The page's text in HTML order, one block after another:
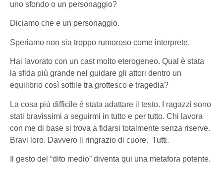
uno sfondo o un personaggio?
Diciamo che e un personaggio.
Speriamo non sia troppo rumoroso come interprete.
Hai lavorato con un cast molto eterogeneo. Qual è stata
la sfida più grande nel guidare gli attori dentro un
equilibrio così sottile tra grottesco e tragedia?
La cosa più difficile é stata adattare il testo. I ragazzi sono
stati bravissimi a seguirmi in tutto e per tutto. Chi lavora
con me di base si trova a fidarsi totalmente senza riserve.
Bravi loro. Davvero li ringrazio di cuore. Tutti.
Il gesto del “dito medio” diventa qui una metafora potente.